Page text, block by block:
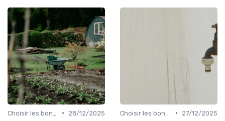
•
28/12/2025
•
27/12/2025